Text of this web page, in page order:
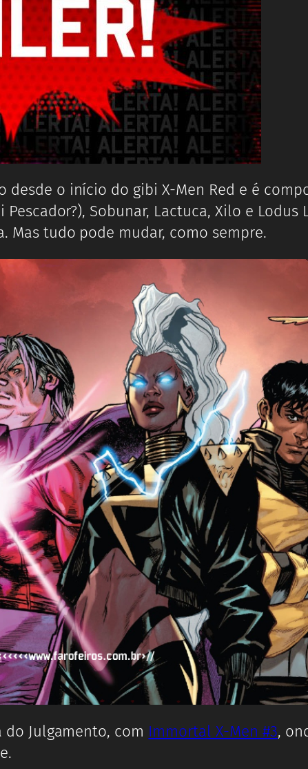
desde o início do gibi X-Men Red e é
Pescador?), Sobunar, Lactuca, Xilo e
Mas tudo pode mudar, como sempre.
Julgamento, com Immortal X-Men #3,